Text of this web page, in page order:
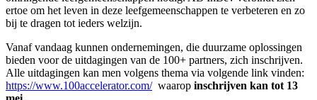
ertoe om het leven in deze leefgemeenschappen te verbeteren en zo
bij te dragen tot ieders welzijn. ​
Vanaf vandaag kunnen ondernemingen, die duurzame oplossingen
bieden voor de uitdagingen van de 100+ partners, zich inschrijven.
Alle uitdagingen kan men volgens thema via volgende link vinden:
https://www.100accelerator.com/​ waarop inschrijven kan tot 13